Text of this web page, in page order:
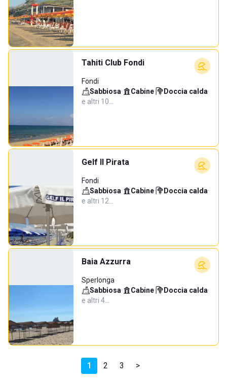
Tahiti Club Fondi
Fondi
Sabbiosa· Cabine· Doccia calda·
e altri 10…
Gelf Il Pirata
Fondi
Sabbiosa· Cabine· Doccia calda·
e altri 12…
Baia Azzurra
Sperlonga
Sabbiosa· Cabine· Doccia calda·
e altri 4…
1 2 3 >